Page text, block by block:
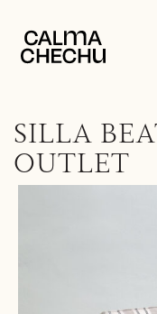
SILLA
OUTLET